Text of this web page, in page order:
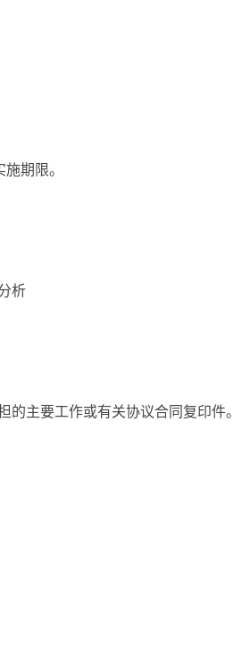
期限。
析
主要工作或有关协议合同复印件。